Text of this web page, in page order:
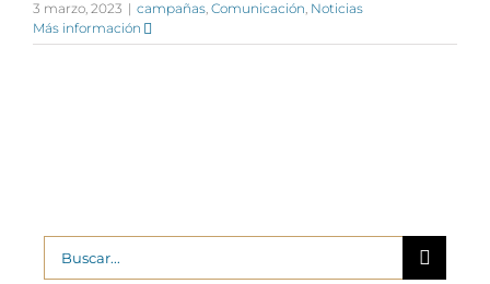
3 marzo, 2023 | campañas, Comunicación, Noticias
Más información
Buscar: